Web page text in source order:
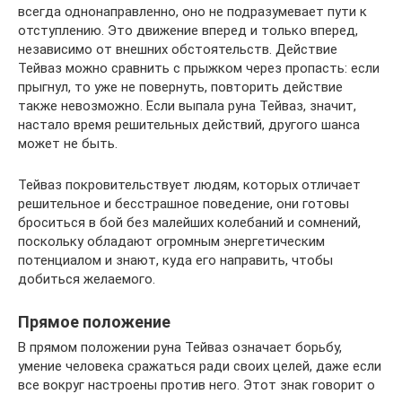
всегда однонаправленно, оно не подразумевает пути к
отступлению. Это движение вперед и только вперед,
независимо от внешних обстоятельств. Действие
Тейваз можно сравнить с прыжком через пропасть: если
прыгнул, то уже не повернуть, повторить действие
также невозможно. Если выпала руна Тейваз, значит,
настало время решительных действий, другого шанса
может не быть.
Тейваз покровительствует людям, которых отличает
решительное и бесстрашное поведение, они готовы
броситься в бой без малейших колебаний и сомнений,
поскольку обладают огромным энергетическим
потенциалом и знают, куда его направить, чтобы
добиться желаемого.
Прямое положение
В прямом положении руна Тейваз означает борьбу,
умение человека сражаться ради своих целей, даже если
все вокруг настроены против него. Этот знак говорит о